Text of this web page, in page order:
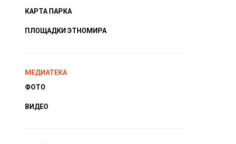
КАРТА ПАРКА
ПЛОЩАДКИ ЭТНОМИРА
МЕДИАТЕКА
ФОТО
ВИДЕО